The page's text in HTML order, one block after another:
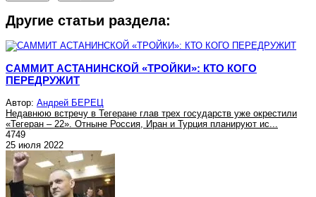
Другие статьи раздела:
САММИТ АСТАНИНСКОЙ «ТРОЙКИ»: КТО КОГО
ПЕРЕДРУЖИТ
Автор: Андрей БЕРЕЦ
Недавнюю встречу в Тегеране глав трех государств уже окрестили
«Тегеран – 22». Отныне Россия, Иран и Турция планируют ис...
4749
25 июля 2022